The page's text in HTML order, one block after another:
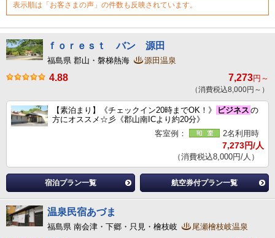
表示順は「お客さまの声」の件数も反映されています。
ｆｏｒｅｓｔ バン 源田
福島県 郡山・磐梯熱海 源田温泉
4.88 7,273円～
（消費税込8,000円～）
【素泊まり】《チェックイン20時までOK！》 ビジネス の
方にオススメ☆彡《郡山南ICより約20分》
客室例：
2名利用時
7,273円/人
（消費税込8,000円/人）
宿泊プラン一覧 航空券付プラン一覧
温泉民宿あづま
福島県 南会津・下郷・只見・檜枝岐 尾瀬檜枝岐温泉